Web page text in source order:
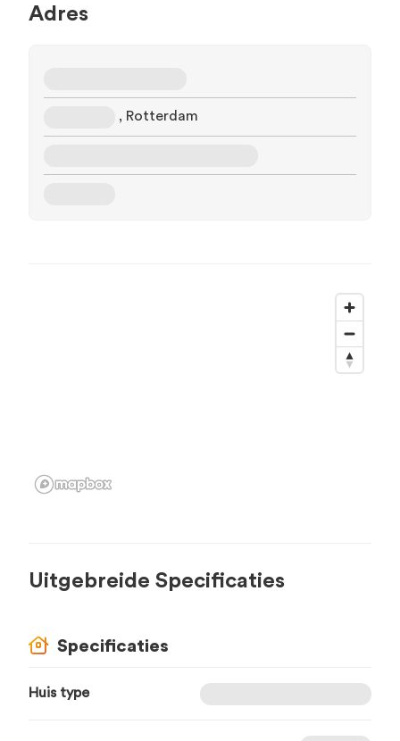
Adres
, Rotterdam
Uitgebreide Specificaties
Specificaties
Huis type